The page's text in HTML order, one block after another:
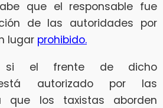
que el responsable fue
de las autoridades por
lugar prohibido.
si el frente de dicho
está autorizado por las
que los taxistas aborden